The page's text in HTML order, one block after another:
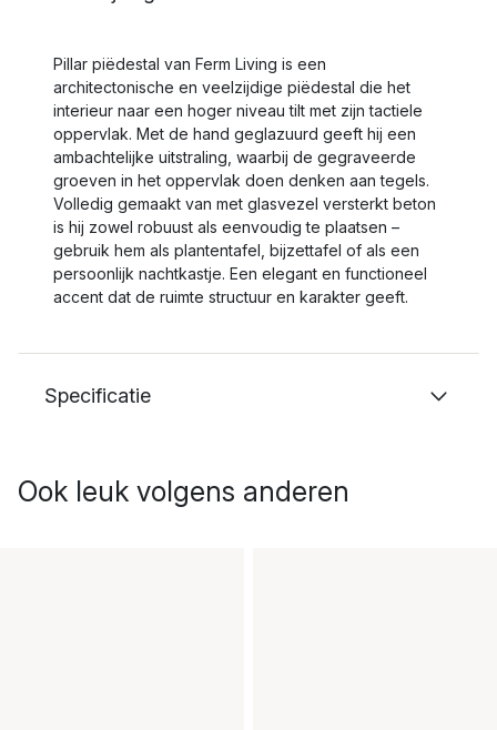
Pillar piëdestal van Ferm Living is een
architectonische en veelzijdige piëdestal die het
interieur naar een hoger niveau tilt met zijn tactiele
oppervlak. Met de hand geglazuurd geeft hij een
ambachtelijke uitstraling, waarbij de gegraveerde
groeven in het oppervlak doen denken aan tegels.
Volledig gemaakt van met glasvezel versterkt beton
is hij zowel robuust als eenvoudig te plaatsen –
gebruik hem als plantentafel, bijzettafel of als een
persoonlijk nachtkastje. Een elegant en functioneel
accent dat de ruimte structuur en karakter geeft.
Specificatie
Ook leuk volgens anderen